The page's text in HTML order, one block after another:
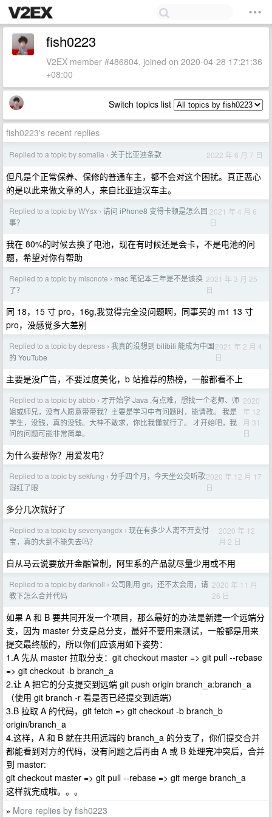
fish0223
V2EX member #486804, joined on 2020-04-28 17:21:36
+08:00
Switch topics list
fish0223's recent replies
Replied to a topic by somalia › 关于比亚迪条款 2022 年 6 月 7 日
但凡是个正常保养、保修的普通车主，都不会对这个困扰。真正恶心
的是以此来做文章的人，来自比亚迪汉车主。
Replied to a topic by WYsx › 请问 iPhone8 变得卡顿是怎么回
事？
2021 年 4 月 6
日
我在 80%的时候去换了电池，现在有时候还是会卡，不是电池的问
题，希望对你有帮助
Replied to a topic by miscnote › mac 笔记本三年是不是该换
了？
2021 年 3 月 25
日
同 18，15 寸 pro，16g,我觉得完全没问题啊，同事买的 m1 13 寸
pro，没感觉多大差别
Replied to a topic by depress › 我真的没想到 bilibili 能成为中国
的 YouTube
2021 年 2 月 4
日
主要是没广告，不要过度美化，b 站推荐的热榜，一般都看不上
Replied to a topic by abbb › 才开始学 Java ,有点难，想找一个老师、师
姐或师兄，没有人愿意带带我？主要是学习中有问题时，能请教。 我是
学生，没钱，真的没钱。大神不敢求，你比我懂就行了。 才开始吧，我
问的问题可能非常简单。
2020
年 12
月 31
日
为什么要帮你？用爱发电？
Replied to a topic by sekfung › 分手四个月，今天坐公交听歌
湿红了眼
2020 年 12 月 17
日
多分几次就好了
Replied to a topic by sevenyangdx › 现在有多少人离不开支付
宝，真的大到不能失去吗？
2020 年 12
月 2 日
自从马云说要放开金融管制，阿里系的产品就尽量少用或不用
Replied to a topic by darknoll › 公司刚用 git，还不太会用，请
教下怎么合并代码
2020 年 11 月
26 日
如果 A 和 B 要共同开发一个项目，那么最好的办法是新建一个远端分
支，因为 master 分支是总分支，最好不要用来测试，一般都是用来
提交最终版的，所以你们应该用如下姿势：
1.A 先从 master 拉取分支：git checkout master => git pull --rebase
=> git checkout -b branch_a
2.让 A 把它的分支提交到远端 git push origin branch_a:branch_a
（使用 git branch -r 看是否已经提交到远端）
3.B 拉取 A 的代码，git fetch => git checkout -b branch_b
origin/branch_a
4.这样，A 和 B 就在共用远端的 branch_a 的分支了，你们提交合并
都能看到对方的代码，没有问题之后再由 A 或 B 处理完冲突后，合并
到 master:
git checkout master => git pull --rebase => git merge branch_a
这样就完成啦。。。
» More replies by fish0223